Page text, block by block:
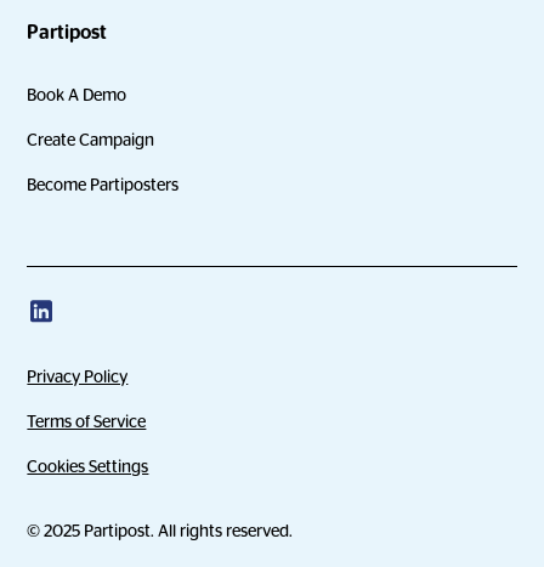
Partipost
Book A Demo
Create Campaign
Become Partiposters
© 2025 Partipost. All rights reserved.
Privacy Policy
Terms of Service
Cookies Settings